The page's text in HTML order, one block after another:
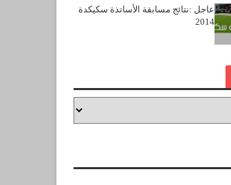
عاجل :نتائج مسابقة الأساتذة سكيكدة
2014